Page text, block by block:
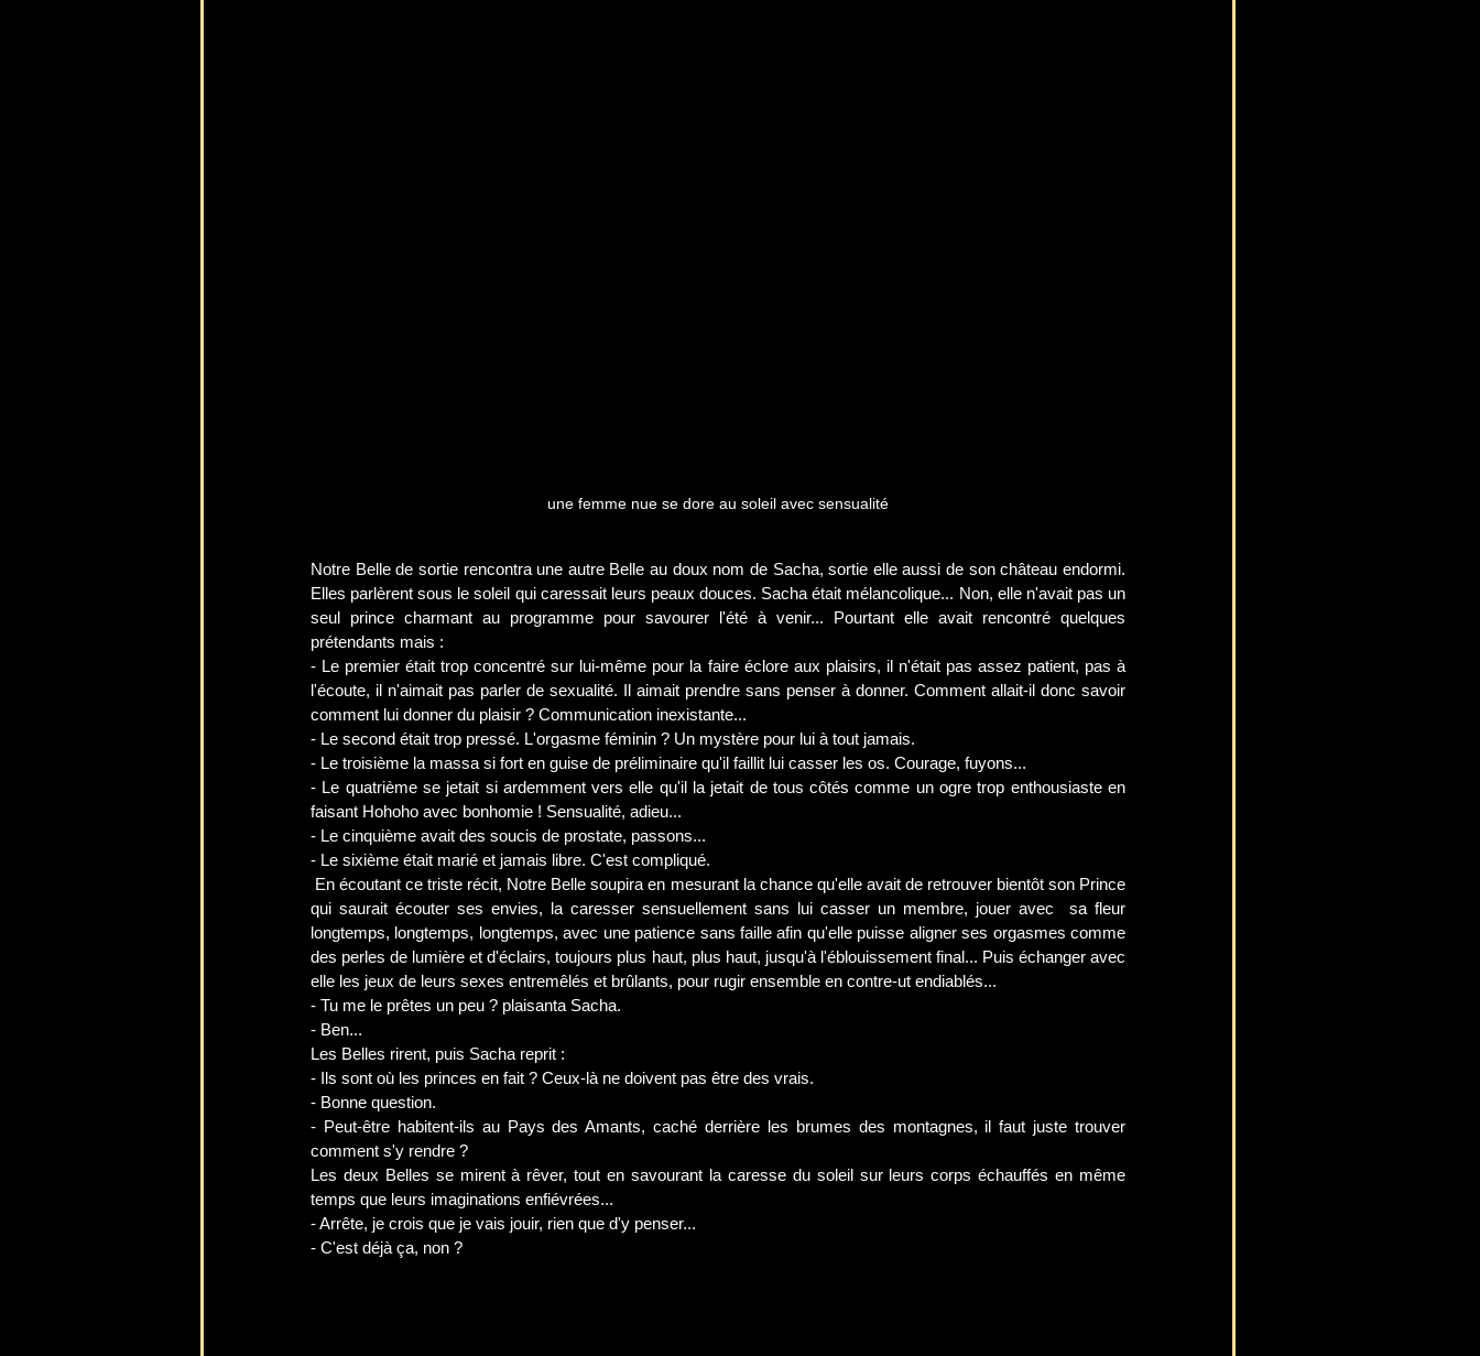
une femme nue se dore au soleil avec sensualité
Notre Belle de sortie rencontra une autre Belle au doux nom de Sacha, sortie elle aussi de son château endormi.
Elles parlèrent sous le soleil qui caressait leurs peaux douces. Sacha était mélancolique... Non, elle n'avait pas un
seul prince charmant au programme pour savourer l'été à venir... Pourtant elle avait rencontré quelques
prétendants mais :
- Le premier était trop concentré sur lui-même pour la faire éclore aux plaisirs, il n'était pas assez patient, pas à
l'écoute, il n'aimait pas parler de sexualité. Il aimait prendre sans penser à donner. Comment allait-il donc savoir
comment lui donner du plaisir ? Communication inexistante...
- Le second était trop pressé. L'orgasme féminin ? Un mystère pour lui à tout jamais.
- Le troisième la massa si fort en guise de préliminaire qu'il faillit lui casser les os. Courage, fuyons...
- Le quatrième se jetait si ardemment vers elle qu'il la jetait de tous côtés comme un ogre trop enthousiaste en
faisant Hohoho avec bonhomie ! Sensualité, adieu...
- Le cinquième avait des soucis de prostate, passons...
- Le sixième était marié et jamais libre. C'est compliqué.
qui saurait écouter ses envies, la caresser sensuellement sans lui casser un membre, jouer avec  sa fleur
longtemps, longtemps, longtemps, avec une patience sans faille afin qu'elle puisse aligner ses orgasmes comme
des perles de lumière et d'éclairs, toujours plus haut, plus haut, jusqu'à l'éblouissement final... Puis échanger avec
elle les jeux de leurs sexes entremêlés et brûlants, pour rugir ensemble en contre-ut endiablés...
- Tu me le prêtes un peu ? plaisanta Sacha.
- Ben...
Les Belles rirent, puis Sacha reprit :
- Ils sont où les princes en fait ? Ceux-là ne doivent pas être des vrais.
- Bonne question.
- Peut-être habitent-ils au Pays des Amants, caché derrière les brumes des montagnes, il faut juste trouver
comment s'y rendre ?
Les deux Belles se mirent à rêver, tout en savourant la caresse du soleil sur leurs corps échauffés en même
temps que leurs imaginations enfiévrées...
- Arrête, je crois que je vais jouir, rien que d'y penser...
- C'est déjà ça, non ?